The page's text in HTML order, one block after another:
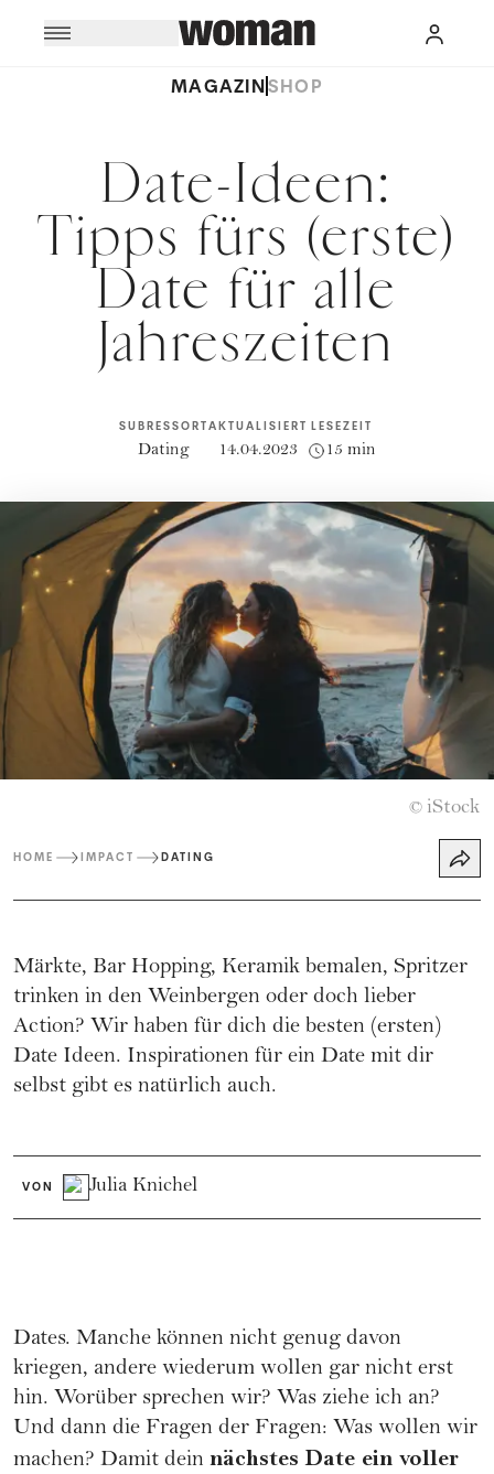
MAGAZINSHOP
Date-Ideen:
Tipps fürs (erste)
Date für alle
Jahreszeiten
SUBRESSORT
Dating
AKTUALISIERT
14.04.2023
LESEZEIT
15 min
© iStock
HOME IMPACT DATING
Märkte, Bar Hopping, Keramik bemalen, Spritzer
trinken in den Weinbergen oder doch lieber
Action? Wir haben für dich die besten (ersten)
Date Ideen. Inspirationen für ein Date mit dir
selbst gibt es natürlich auch.
VON Julia Knichel
Dates. Manche können nicht genug davon
kriegen, andere wiederum wollen gar nicht erst
hin. Worüber sprechen wir? Was ziehe ich an?
Und dann die Fragen der Fragen: Was wollen wir
machen? Damit dein nächstes Date ein voller